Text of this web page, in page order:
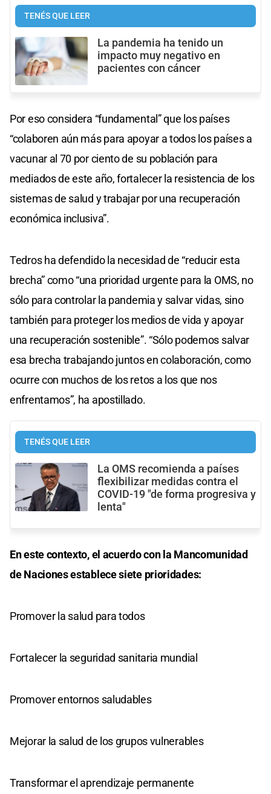
TENÉS QUE LEER
La pandemia ha tenido un
impacto muy negativo en
pacientes con cáncer
Por eso considera “fundamental” que los países
“colaboren aún más para apoyar a todos los países a
vacunar al 70 por ciento de su población para
mediados de este año, fortalecer la resistencia de los
sistemas de salud y trabajar por una recuperación
económica inclusiva”.
Tedros ha defendido la necesidad de “reducir esta
brecha” como “una prioridad urgente para la OMS, no
sólo para controlar la pandemia y salvar vidas, sino
también para proteger los medios de vida y apoyar
una recuperación sostenible”. “Sólo podemos salvar
esa brecha trabajando juntos en colaboración, como
ocurre con muchos de los retos a los que nos
enfrentamos”, ha apostillado.
TENÉS QUE LEER
La OMS recomienda a países
flexibilizar medidas contra el
COVID-19 "de forma progresiva y
lenta"
En este contexto, el acuerdo con la Mancomunidad
de Naciones establece siete prioridades:
Promover la salud para todos
Fortalecer la seguridad sanitaria mundial
Promover entornos saludables
Mejorar la salud de los grupos vulnerables
Transformar el aprendizaje permanente